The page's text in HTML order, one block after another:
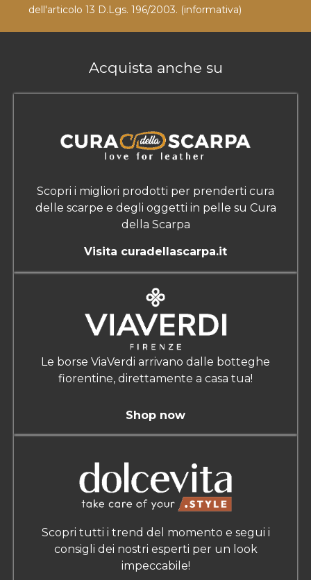
dell'articolo 13 D.Lgs. 196/2003. (informativa)
Acquista anche su
Scopri i migliori prodotti per prenderti cura
delle scarpe e degli oggetti in pelle su Cura
della Scarpa
Visita curadellascarpa.it
Le borse ViaVerdi arrivano dalle botteghe
fiorentine, direttamente a casa tua!
Shop now
Scopri tutti i trend del momento e segui i
consigli dei nostri esperti per un look
impeccabile!